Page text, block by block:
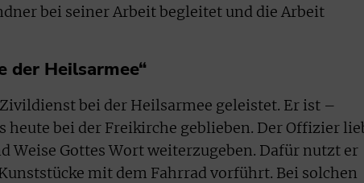
bei seiner Arbeit begleitet und die Arbeit
der Heilsarmee“
bei der Heilsarmee geleistet. Er ist –
bei der Freikirche geblieben. Der Offizier
Weise Gottes Wort weiterzugeben. Dafür nutzt er
mit dem Fahrrad vorführt. Bei solchen